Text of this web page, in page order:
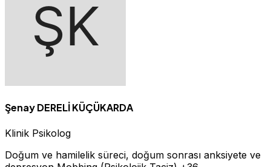
Şenay DERELİ KÜÇÜKARDA
Klinik Psikolog
Doğum ve hamilelik süreci, doğum sonrası anksiyete ve